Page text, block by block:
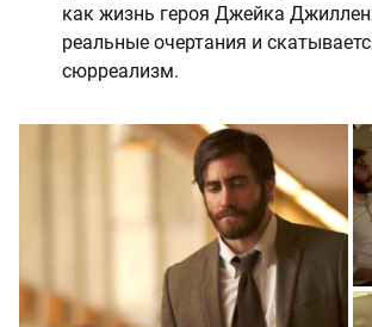
как жизнь героя Джейка
реальные очертания и
сюрреализм.